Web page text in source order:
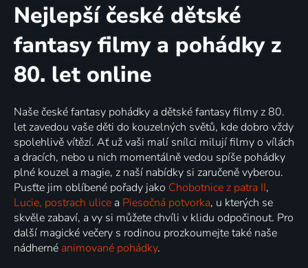
Nejlepší české dětské
fantasy filmy a pohádky z
80. let online
Naše české fantasy pohádky a dětské fantasy filmy z 80.
let zavedou vaše děti do kouzelných světů, kde dobro vždy
spolehlivě vítězí. Ať už vaši malí snílci milují filmy o vílách
a dracích, nebo u nich momentálně vedou spíše pohádky
plné kouzel a magie, z naší nabídky si zaručeně vyberou.
Pusťte jim oblíbené pořady jako Chobotnice z patra II,
Lucie, postrach ulice a Piesočná potvorka, u kterých se
skvěle zabaví, a vy si můžete chvíli v klidu odpočinout. Pro
další magické večery s rodinou prozkoumejte také naše
nádherné animované pohádky.